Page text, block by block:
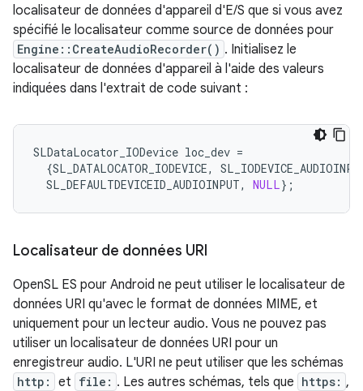
localisateur de données d'appareil d'E/S que si vous avez
spécifié le localisateur comme source de données pour
Engine::CreateAudioRecorder() . Initialisez le
localisateur de données d'appareil à l'aide des valeurs
indiquées dans l'extrait de code suivant :
SLDataLocator_IODevice loc_dev =
{SL_DATALOCATOR_IODEVICE,
SL_DEFAULTDEVICEID_AUDIOINPUT, NULL};
Localisateur de données URI
OpenSL ES pour Android ne peut utiliser le localisateur de
données URI qu'avec le format de données MIME, et
uniquement pour un lecteur audio. Vous ne pouvez pas
utiliser un localisateur de données URI pour un
enregistreur audio. L'URI ne peut utiliser que les schémas
http: et file: . Les autres schémas, tels que https: ,